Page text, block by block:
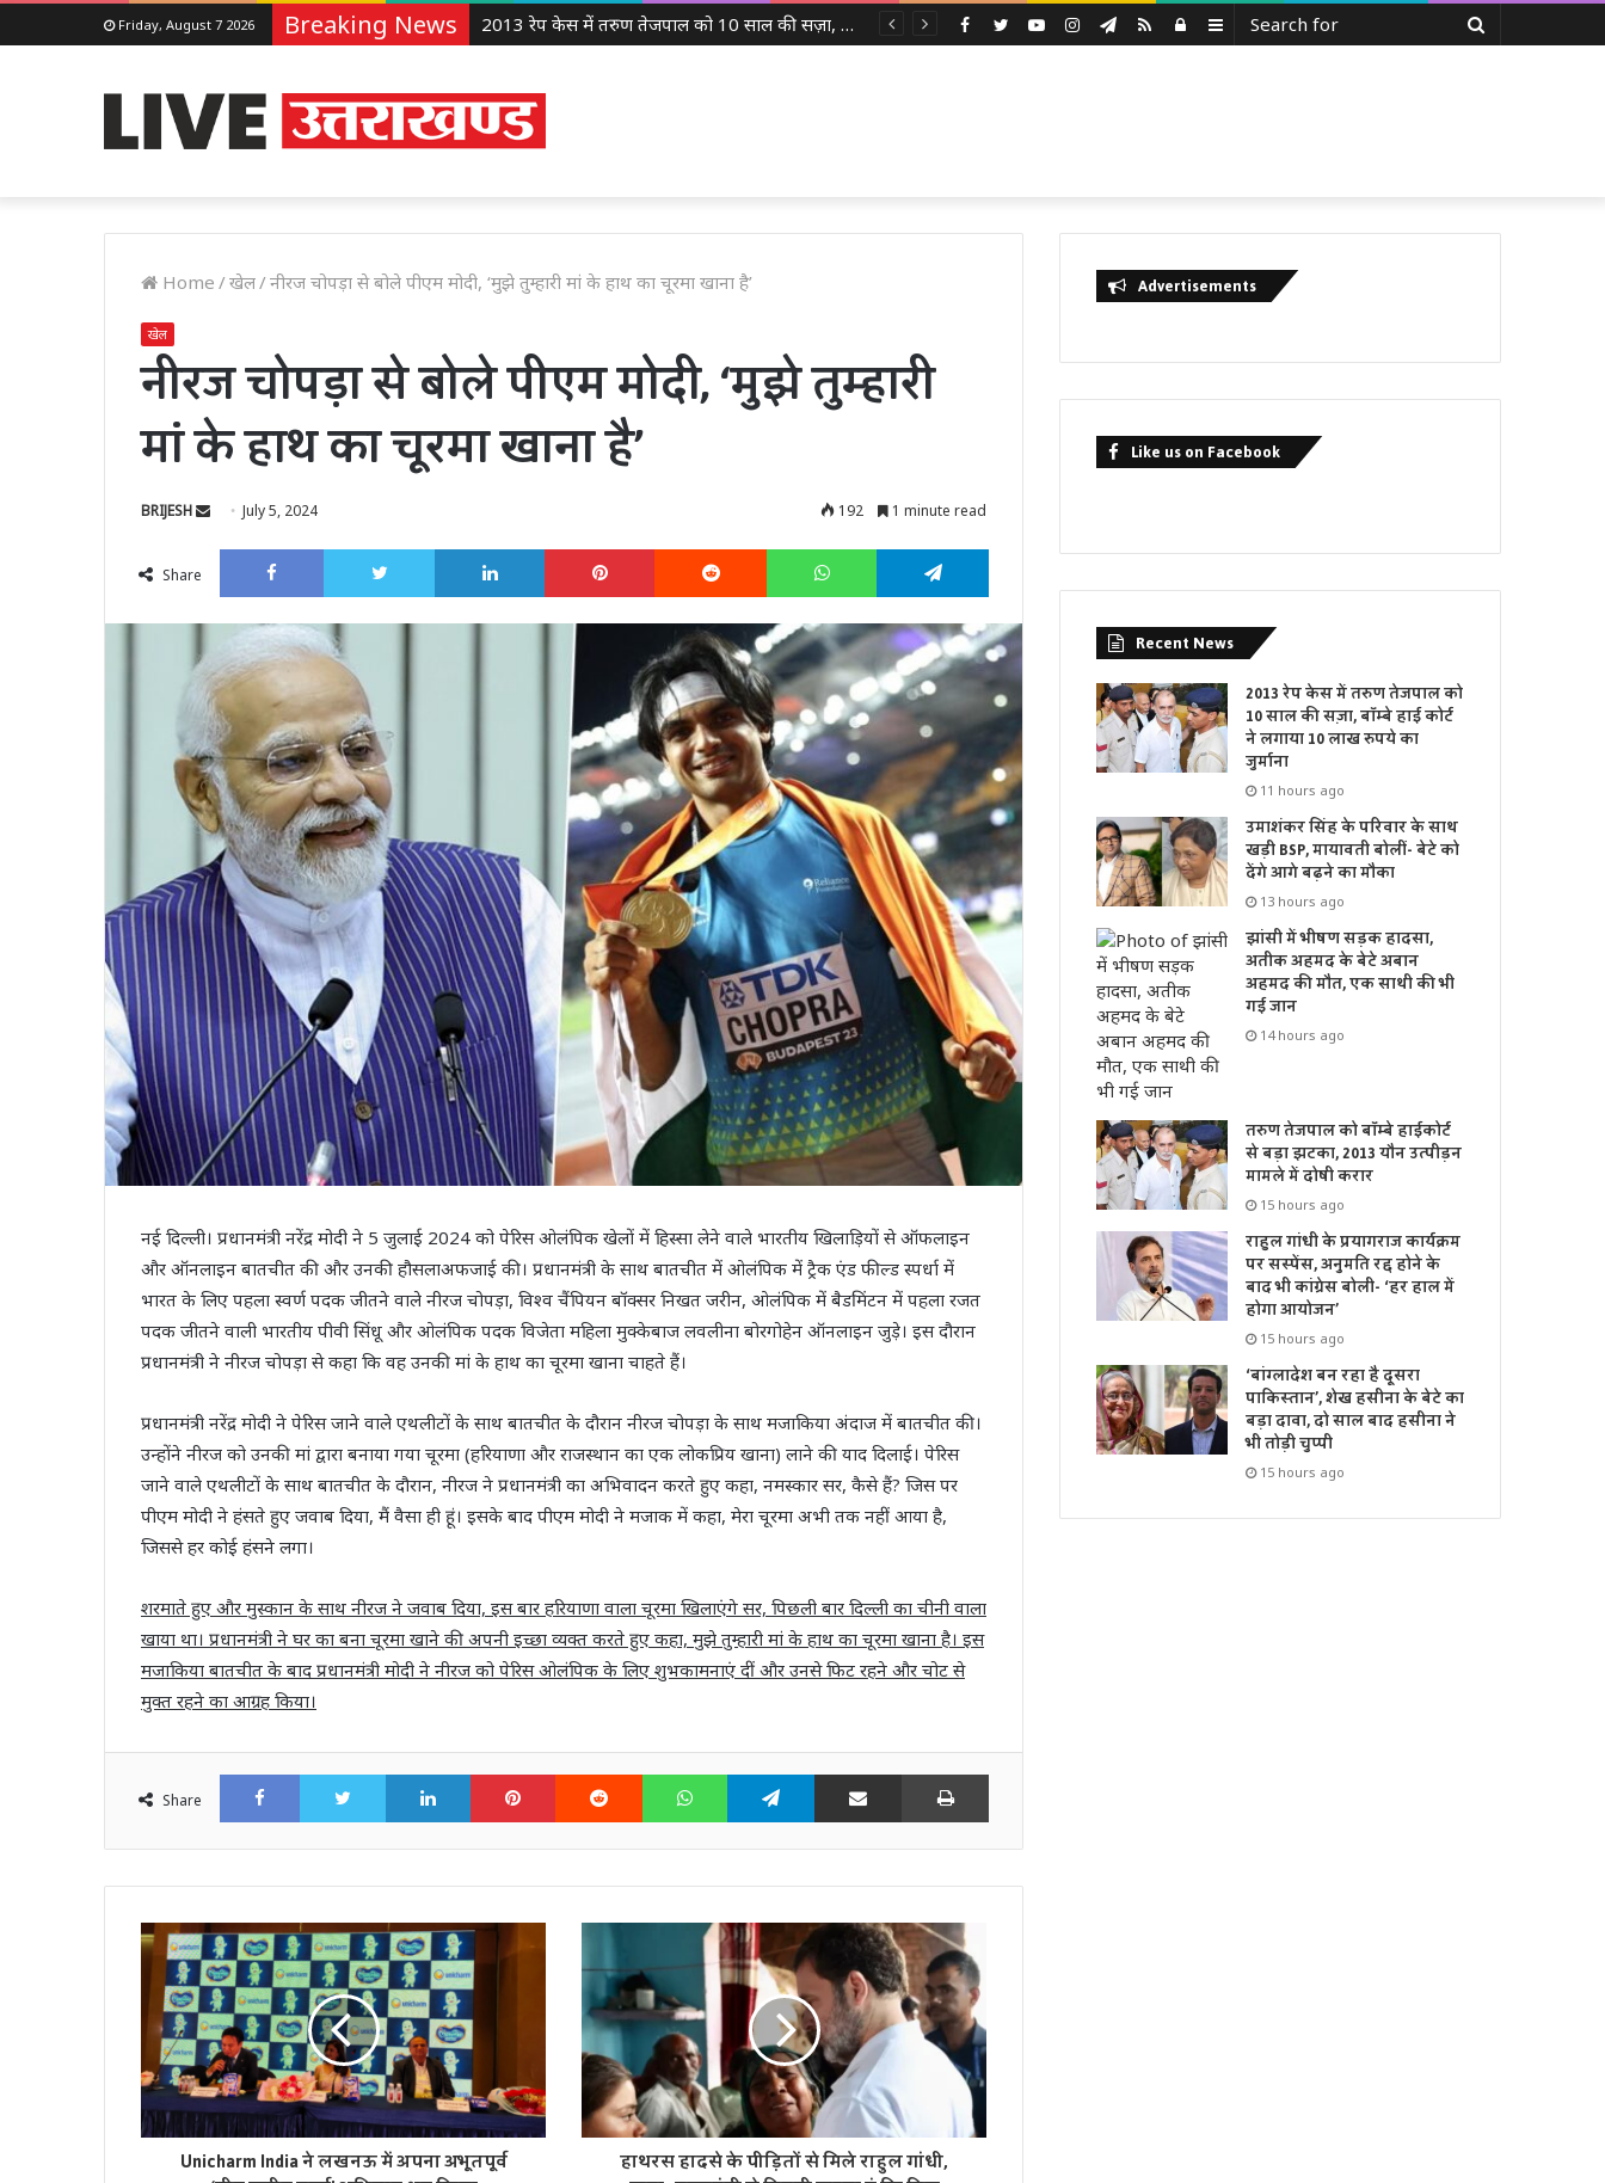
Friday, August 7 2026 Breaking News 2013 रेप केस में तरुण तेजपाल को 10 साल की सज़ा, बॉम्बे हाई कोर्ट ने लगाया 10 लाख रुपये का जुर्माना Sidebar
Log
RSS
Telegram
Instagram
YouTube
Twitter
Facebook
Home /खेल/नीरज चोपड़ा से बोले पीएम मोदी, ‘मुझे तुम्हारी मां के हाथ का चूरमा खाना है’
खेल
नीरज चोपड़ा से बोले पीएम मोदी, ‘मुझे तुम्हारी
मां के हाथ का चूरमा खाना है’
BRIJESH
SendJuly 5, 2024 192 1 minute read
Share
Facebook Twitter LinkedIn Pinterest Reddit WhatsApp Telegram
नई दिल्ली। प्रधानमंत्री नरेंद्र मोदी ने 5 जुलाई 2024 को पेरिस ओलंपिक खेलों में हिस्सा लेने वाले भारतीय खिलाड़ियों से ऑफलाइन
और ऑनलाइन बातचीत की और उनकी हौसलाअफजाई की। प्रधानमंत्री के साथ बातचीत में ओलंपिक में ट्रैक एंड फील्ड स्पर्धा में
भारत के लिए पहला स्वर्ण पदक जीतने वाले नीरज चोपड़ा, विश्व चैंपियन बॉक्सर निखत जरीन, ओलंपिक में बैडमिंटन में पहला रजत
पदक जीतने वाली भारतीय पीवी सिंधू और ओलंपिक पदक विजेता महिला मुक्केबाज लवलीना बोरगोहेन ऑनलाइन जुड़े। इस दौरान
प्रधानमंत्री ने नीरज चोपड़ा से कहा कि वह उनकी मां के हाथ का चूरमा खाना चाहते हैं।
प्रधानमंत्री नरेंद्र मोदी ने पेरिस जाने वाले एथलीटों के साथ बातचीत के दौरान नीरज चोपड़ा के साथ मजाकिया अंदाज में बातचीत की।
उन्होंने नीरज को उनकी मां द्वारा बनाया गया चूरमा (हरियाणा और राजस्थान का एक लोकप्रिय खाना) लाने की याद दिलाई। पेरिस
जाने वाले एथलीटों के साथ बातचीत के दौरान, नीरज ने प्रधानमंत्री का अभिवादन करते हुए कहा, नमस्कार सर, कैसे हैं? जिस पर
पीएम मोदी ने हंसते हुए जवाब दिया, मैं वैसा ही हूं। इसके बाद पीएम मोदी ने मजाक में कहा, मेरा चूरमा अभी तक नहीं आया है,
जिससे हर कोई हंसने लगा।
शरमाते हुए और मुस्कान के साथ नीरज ने जवाब दिया, इस बार हरियाणा वाला चूरमा खिलाएंगे सर, पिछली बार दिल्ली का चीनी वाला
खाया था। प्रधानमंत्री ने घर का बना चूरमा खाने की अपनी इच्छा व्यक्त करते हुए कहा, मुझे तुम्हारी मां के हाथ का चूरमा खाना है। इस
मजाकिया बातचीत के बाद प्रधानमंत्री मोदी ने नीरज को पेरिस ओलंपिक के लिए शुभकामनाएं दीं और उनसे फिट रहने और चोट से
मुक्त रहने का आग्रह किया।
Share
FacebookTwitter LinkedIn Pinterest Reddit WhatsAppTelegram Share via Email Print
Unicharm India ने लखनऊ में अपना अभूतपूर्व
हाथरस हादसे के पीड़ितों से मिले राहुल गांधी,
Advertisements
Like us on Facebook
Recent News
2013 रेप केस में तरुण तेजपाल को
10 साल की सज़ा, बॉम्बे हाई कोर्ट
ने लगाया 10 लाख रुपये का
जुर्माना
11 hours ago
उमाशंकर सिंह के परिवार के साथ
खड़ी BSP, मायावती बोलीं- बेटे को
देंगे आगे बढ़ने का मौका
13 hours ago
झांसी में भीषण सड़क हादसा,
अतीक अहमद के बेटे अबान
अहमद की मौत, एक साथी की भी
गई जान
14 hours ago
तरुण तेजपाल को बॉम्बे हाईकोर्ट
से बड़ा झटका, 2013 यौन उत्पीड़न
मामले में दोषी करार
15 hours ago
राहुल गांधी के प्रयागराज कार्यक्रम
पर सस्पेंस, अनुमति रद्द होने के
बाद भी कांग्रेस बोली- ‘हर हाल में
होगा आयोजन’
15 hours ago
‘बांग्लादेश बन रहा है दूसरा
पाकिस्तान’, शेख हसीना के बेटे का
बड़ा दावा, दो साल बाद हसीना ने
भी तोड़ी चुप्पी
15 hours ago